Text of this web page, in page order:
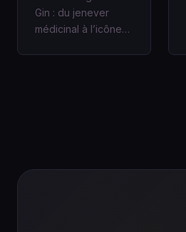
Gin : du jenever
médicinal à l’icône